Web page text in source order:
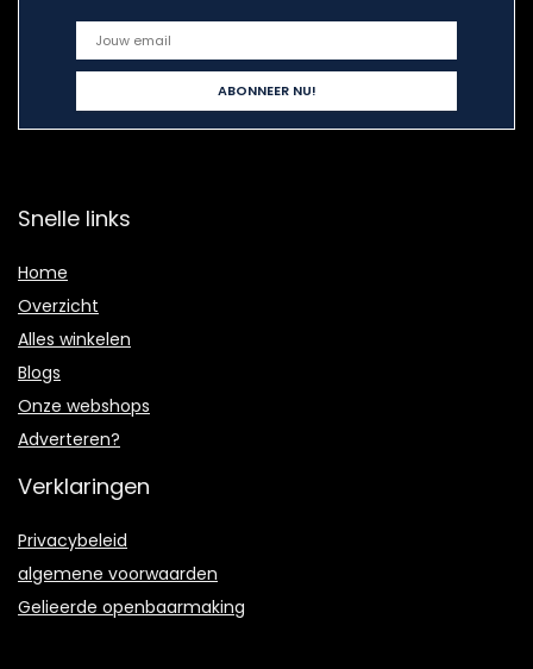
Snelle links
Home
Overzicht
Alles winkelen
Blogs
Onze webshops
Adverteren?
Verklaringen
Privacybeleid
algemene voorwaarden
Gelieerde openbaarmaking